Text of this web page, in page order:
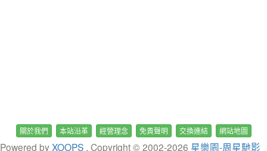
關於我們 本站沿革 經營理念 免責聲明 交換連結 網站地圖
Powered byXOOPS , Copyright © 2002-2026 星樂園-周星馳影